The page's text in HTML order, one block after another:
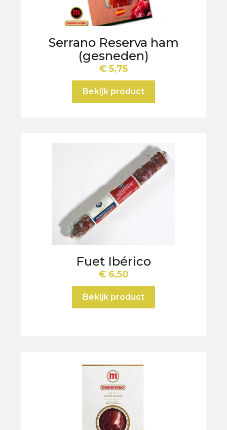
Serrano Reserva ham
(gesneden)
€ 5,75
Bekijk product
Fuet Ibérico
€6,50
Bekijk product